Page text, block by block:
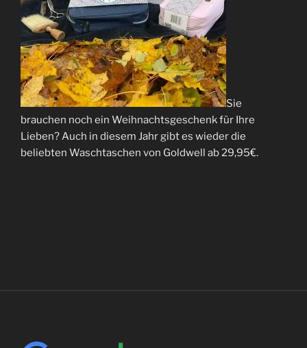
Sie
brauchen noch ein Weihnachtsgeschenk für Ihre
Lieben? Auch in diesem Jahr gibt es wieder die
beliebten Waschtaschen von Goldwell ab 29,95€.